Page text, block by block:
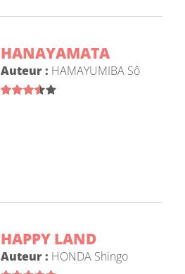
HANAYAMATA
Auteur : HAMAYUMIBA Sô
HAPPY LAND
Auteur : HONDA Shingo